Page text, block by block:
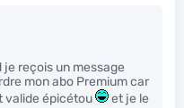
reçois un message
mon abo Premium car
valide épicétou
et je le